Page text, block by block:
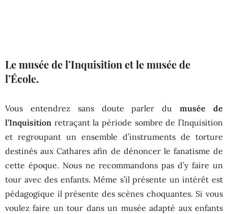
Le musée de l’Inquisition et le musée de
l’École.
Vous entendrez sans doute parler dumusée de
l’Inquisition retraçant la période sombre de l’Inquisition
et regroupant un ensemble d’instruments de torture
destinés aux Cathares afin de dénoncer le fanatisme de
cette époque. Nous ne recommandons pas d’y faire un
tour avec des enfants. Même s’il présente un intérêt est
pédagogique il présente des scènes choquantes. Si vous
voulez faire un tour dans un musée adapté aux enfants